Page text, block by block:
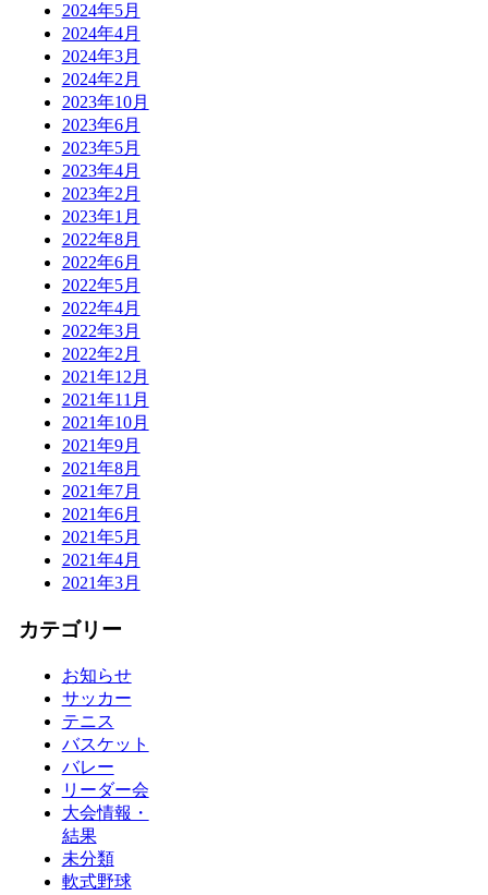
2024年5月
2024年4月
2024年3月
2024年2月
2023年10月
2023年6月
2023年5月
2023年4月
2023年2月
2023年1月
2022年8月
2022年6月
2022年5月
2022年4月
2022年3月
2022年2月
2021年12月
2021年11月
2021年10月
2021年9月
2021年8月
2021年7月
2021年6月
2021年5月
2021年4月
2021年3月
カテゴリー
お知らせ
サッカー
テニス
バスケット
バレー
リーダー会
大会情報・
結果
未分類
軟式野球